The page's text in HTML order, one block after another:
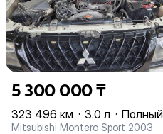
5 300 000 ₸
323 496 км · 3.0 л · Полный
Mitsubishi Montero Sport 2003